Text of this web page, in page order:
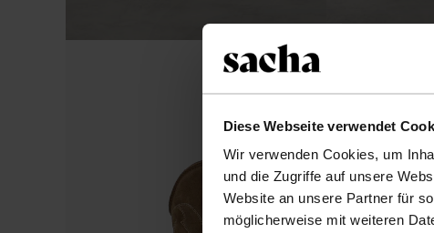
Diese Webseite verwendet
Wir verwenden Cookies, um
und die Zugriffe auf unsere
Website an unsere Partner für
möglicherweise mit weiteren